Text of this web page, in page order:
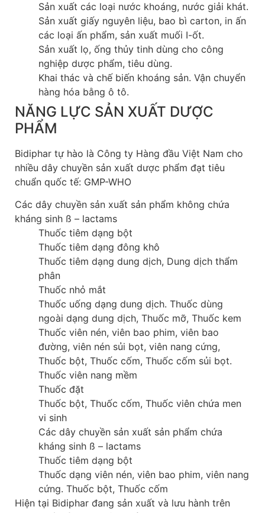
Sản xuất các loại nước khoáng, nước giải khát.
Sản xuất giấy nguyên liệu, bao bì carton, in ấn
các loại ấn phẩm, sản xuất muối I-ốt.
Sản xuất lọ, ống thủy tinh dùng cho công
nghiệp dược phẩm, tiêu dùng.
Khai thác và chế biến khoáng sản. Vận chuyển
hàng hóa bằng ô tô.
NĂNG LỰC SẢN XUẤT DƯỢC
PHẨM
Bidiphar tự hào là Công ty Hàng đầu Việt Nam cho
nhiều dây chuyền sản xuất dược phẩm đạt tiêu
chuẩn quốc tế: GMP-WHO
Các dây chuyền sản xuất sản phẩm không chứa
kháng sinh ß – lactams
Thuốc tiêm dạng bột
Thuốc tiêm dạng đông khô
Thuốc tiêm dạng dung dịch, Dung dịch thẩm
phân
Thuốc nhỏ mắt
Thuốc uống dạng dung dịch. Thuốc dùng
ngoài dạng dung dịch, Thuốc mỡ, Thuốc kem
Thuốc viên nén, viên bao phim, viên bao
đường, viên nén sủi bọt, viên nang cứng,
Thuốc bột, Thuốc cốm, Thuốc cốm sủi bọt.
Thuốc viên nang mềm
Thuốc đặt
Thuốc bột, Thuốc cốm, Thuốc viên chứa men
vi sinh
Các dây chuyền sản xuất sản phẩm chứa
kháng sinh ß – lactams
Thuốc tiêm dạng bột
Thuốc dạng viên nén, viên bao phim, viên nang
cứng. Thuốc bột, Thuốc cốm
Hiện tại Bidiphar đang sản xuất và lưu hành trên